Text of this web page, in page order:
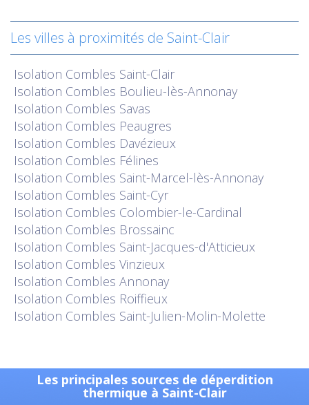
Les villes à proximités de Saint-Clair
Isolation Combles Saint-Clair
Isolation Combles Boulieu-lès-Annonay
Isolation Combles Savas
Isolation Combles Peaugres
Isolation Combles Davézieux
Isolation Combles Félines
Isolation Combles Saint-Marcel-lès-Annonay
Isolation Combles Saint-Cyr
Isolation Combles Colombier-le-Cardinal
Isolation Combles Brossainc
Isolation Combles Saint-Jacques-d'Atticieux
Isolation Combles Vinzieux
Isolation Combles Annonay
Isolation Combles Roiffieux
Isolation Combles Saint-Julien-Molin-Molette
Les principales sources de déperdition
thermique à Saint-Clair